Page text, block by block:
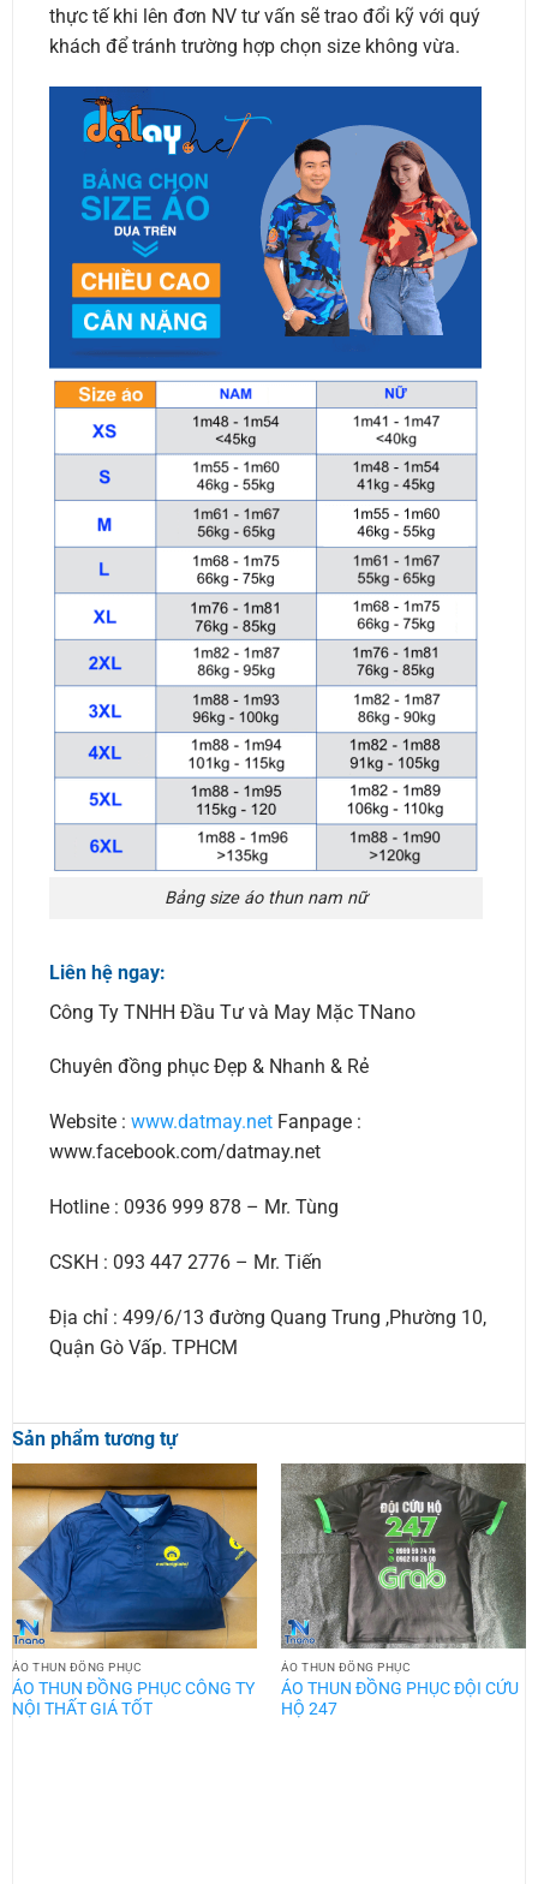
thực tế khi lên đơn NV tư vấn sẽ trao đổi kỹ với quý
khách để tránh trường hợp chọn size không vừa.
Bảng size áo thun nam nữ
Liên hệ ngay:
Công Ty TNHH Đầu Tư và May Mặc TNano
Chuyên đồng phục Đẹp & Nhanh & Rẻ
Website : www.datmay.netFanpage :
www.facebook.com/datmay.net
Hotline : 0936 999 878 – Mr. Tùng
CSKH : 093 447 2776 – Mr. Tiến
Địa chỉ : 499/6/13 đường Quang Trung ,Phường 10,
Quận Gò Vấp. TPHCM
Sản phẩm tương tự
ÁO THUN ĐỒNG PHỤC
ÁO THUN ĐỒNG PHỤC CÔNG TY
NỘI THẤT GIÁ TỐT
ÁO THUN ĐỒNG PHỤC
ÁO THUN ĐỒNG PHỤC ĐỘI CỨU
HỘ 247